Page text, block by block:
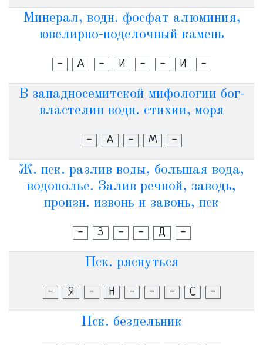
Минерал, водн. фосфат алюминия,
ювелирно-поделочный камень
- А - И - - И -
В западносемитской мифологии бог-
властелин водн. стихии, моря
- А - М -
Ж. пск. разлив воды, большая вода,
водополье. Залив речной, заводь,
произн. извонь и завонь, пск
- З - - Д -
Пск. ряснуться
- Я - Н - - - С -
Пск. бездельник